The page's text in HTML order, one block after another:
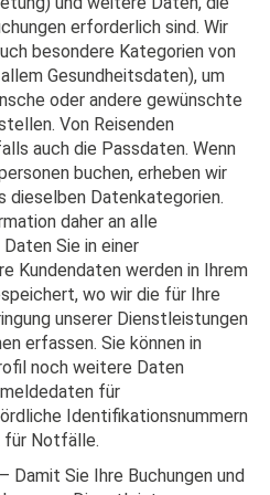
erforderlich sind. Wir
besondere Kategorien von
Gesundheitsdaten), um
oder andere gewünschte
Von Reisenden
auch die Passdaten. Wenn
buchen, erheben wir
dieselben Datenkategorien.
daher an alle
Sie in einer
Kundendaten werden in Ihrem
wo wir die für Ihre
unserer Dienstleistungen
erfassen. Sie können in
noch weitere Daten
für
Identifikationsnummern
für Notfälle.
– Damit Sie Ihre Buchungen und